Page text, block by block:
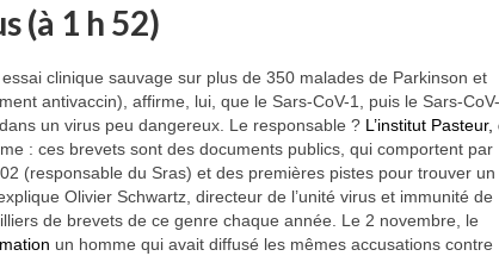
(à 1 h 52)
clinique sauvage sur plus de 350 malades de Parkinson et
antivaccin), affirme, lui, que le Sars-CoV-1, puis le Sars-
dans un virus peu dangereux. Le responsable ? L’institut Pasteur,
: ces brevets sont des documents publics, qui comportent par
(responsable du Sras) et des premières pistes pour trouver un
Olivier Schwartz, directeur de l’unité virus et immunité de
de brevets de ce genre chaque année. Le 2 novembre, le
un homme qui avait diffusé les mêmes accusations contre